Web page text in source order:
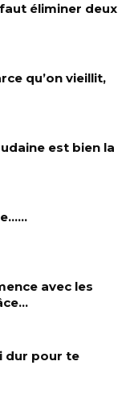
éliminer deux
qu’on vieillit,
est bien la
avec les
dur pour te